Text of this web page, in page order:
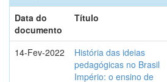
Data do
documento
Título
14-Fev-2022
História das ideias
pedagógicas no Brasil
Império: o ensino de